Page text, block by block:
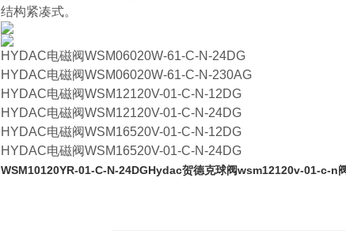
结构紧凑式。
HYDAC电磁阀WSM06020W-61-C-N-24DG
HYDAC电磁阀WSM06020W-61-C-N-230AG
HYDAC电磁阀WSM12120V-01-C-N-12DG
HYDAC电磁阀WSM12120V-01-C-N-24DG
HYDAC电磁阀WSM16520V-01-C-N-12DG
HYDAC电磁阀WSM16520V-01-C-N-24DG
WSM10120YR-01-C-N-24DGHydac贺德克球阀wsm12120v-01-c-n